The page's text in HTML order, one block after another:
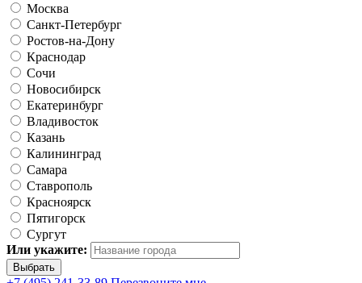
Москва
Санкт-Петербург
Ростов-на-Дону
Краснодар
Сочи
Новосибирск
Екатеринбург
Владивосток
Казань
Калининград
Самара
Ставрополь
Красноярск
Пятигорск
Сургут
Или укажите: